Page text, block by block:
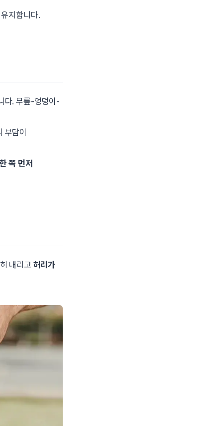
지합니다.
다. 무릎-엉덩이-
부담이
쪽 먼저
내리고 허리가